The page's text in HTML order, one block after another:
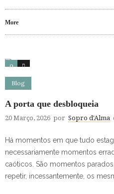
More
0 0
Blog
A porta que desbloqueia
20 Março, 2026 por Sopro d'Alma
Há momentos em que tudo
necessariamente momentos
caóticos. São momentos
repetir, incessantemente, os